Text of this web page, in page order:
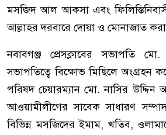
মসজিদ আল আকসা এবং
আল্লাহর দরবারে দোয়া ও মোনাজাত
নবাবগঞ্জ প্রেসক্লাবের সভাপতি
সভাপতিত্বে বিক্ষোভ মিছিলে অংগ্রহন
পরিষদ চেয়ারম্যান মো. নাসির
আওয়ামীলীগের সাবেক সাধারণ
বিভিন্ন মসজিদের ইমাম, খতিব,